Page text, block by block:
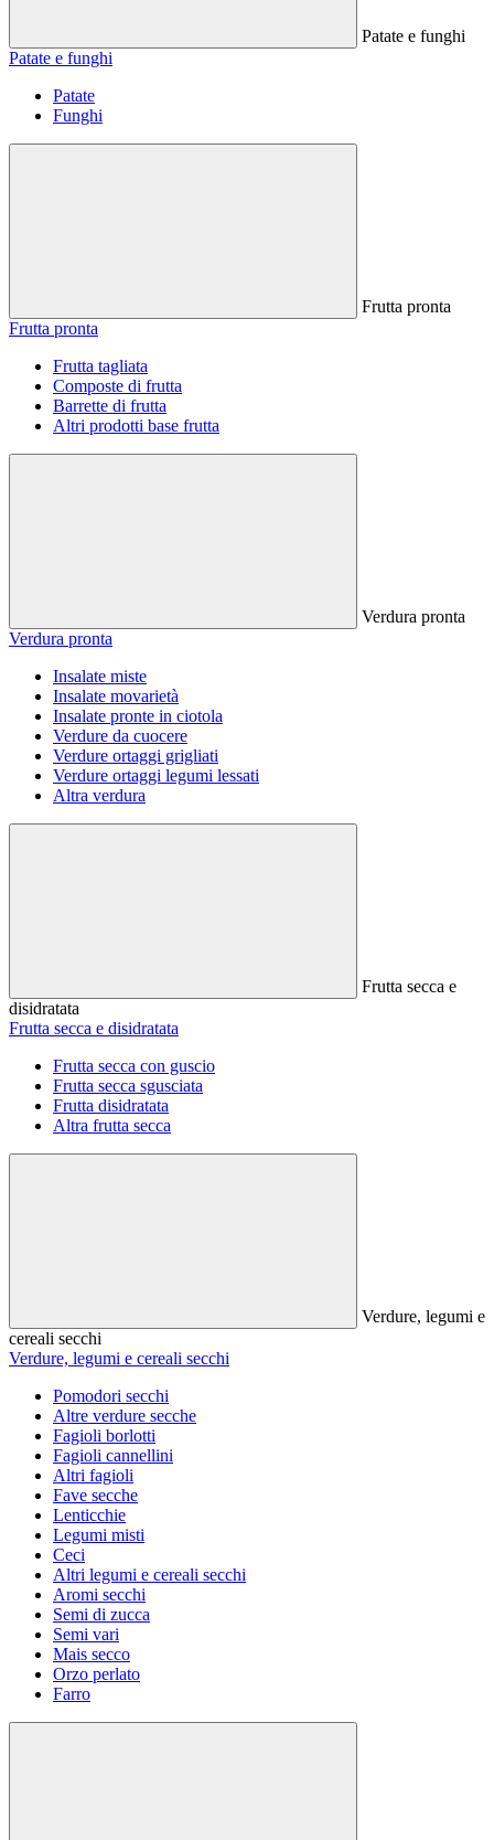
Patate e funghi
Patate e funghi
Patate
Funghi
Frutta pronta
Frutta pronta
Frutta tagliata
Composte di frutta
Barrette di frutta
Altri prodotti base frutta
Verdura pronta
Verdura pronta
Insalate miste
Insalate movarietà
Insalate pronte in ciotola
Verdure da cuocere
Verdure ortaggi grigliati
Verdure ortaggi legumi lessati
Altra verdura
Frutta secca e
disidratata
Frutta secca e disidratata
Frutta secca con guscio
Frutta secca sgusciata
Frutta disidratata
Altra frutta secca
Verdure, legumi e
cereali secchi
Verdure, legumi e cereali secchi
Pomodori secchi
Altre verdure secche
Fagioli borlotti
Fagioli cannellini
Altri fagioli
Fave secche
Lenticchie
Legumi misti
Ceci
Altri legumi e cereali secchi
Aromi secchi
Semi di zucca
Semi vari
Mais secco
Orzo perlato
Farro